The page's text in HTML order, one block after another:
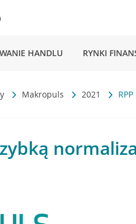
HANDLU RYNKI
Makropuls 2021